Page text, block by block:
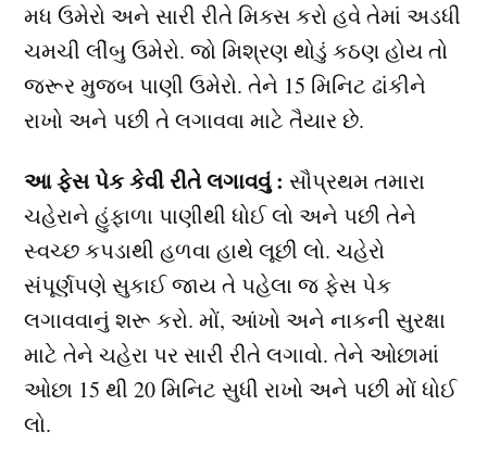
મધ ઉમેરો અને સારી રીતે મિક્સ કરો હવે તેમાં અડધી
ચમચી લીંબુ ઉમેરો. જો મિશ્રણ થોડું કઠણ હોય તો
જરૂર મુજબ પાણી ઉમેરો. તેને 15 મિનિટ ઢાંકીને
રાખો અને પછી તે લગાવવા માટે તૈયાર છે.
આ ફેસ પેક કેવી રીતે લગાવવું : સૌપ્રથમ તમારા
ચહેરાને હુંફાળા પાણીથી ધોઈ લો અને પછી તેને
સ્વચ્છ કપડાથી હળવા હાથે લૂછી લો. ચહેરો
સંપૂર્ણપણે સુકાઈ જાય તે પહેલા જ ફેસ પેક
લગાવવાનું શરૂ કરો. મોં, આંખો અને નાકની સુરક્ષા
માટે તેને ચહેરા પર સારી રીતે લગાવો. તેને ઓછામાં
ઓછા 15 થી 20 મિનિટ સુધી રાખો અને પછી મોં ધોઈ
લો.